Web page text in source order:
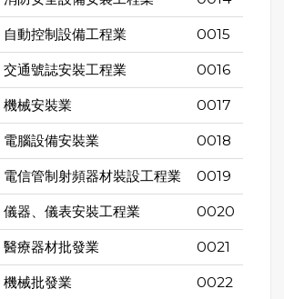
自動控制設備工程業 0015
交通號誌安裝工程業 0016
機械安裝業 0017
電腦設備安裝業 0018
電信管制射頻器材裝設工程業 0019
儀器、儀表安裝工程業 0020
醫療器材批發業 0021
機械批發業 0022